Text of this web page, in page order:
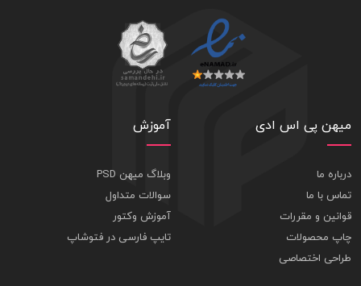
میهن پی اس ادی
درباره ما
تماس با ما
قوانین و مقررات
چاپ محصولات
طراحی اختصاصی
آموزش
وبلاگ میهن PSD
سوالات متداول
آموزش وکتور
تایپ فارسی در فتوشاپ